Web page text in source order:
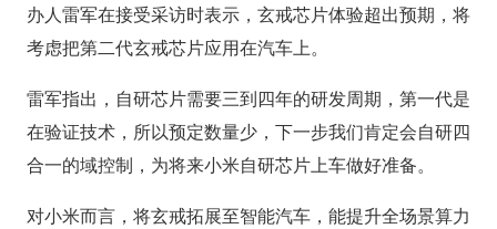
办人雷军在接受采访时表示，玄戒芯片体验超出预期，将
考虑把第二代玄戒芯片应用在汽车上。
雷军指出，自研芯片需要三到四年的研发周期，第一代是
在验证技术，所以预定数量少，下一步我们肯定会自研四
合一的域控制，为将来小米自研芯片上车做好准备。
对小米而言，将玄戒拓展至智能汽车，能提升全场景算力